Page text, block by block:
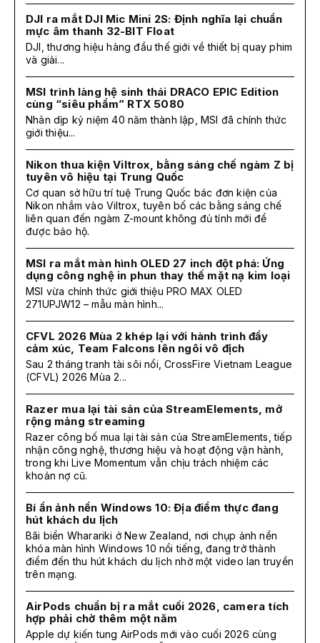
DJI ra mắt DJI Mic Mini 2S: Định nghĩa lại chuẩn
mực âm thanh 32-BIT Float
DJI, thương hiệu hàng đầu thế giới về thiết bị quay phim
và giải...
MSI trình làng hệ sinh thái DRACO EPIC Edition
cùng “siêu phẩm” RTX 5080
Nhân dịp kỷ niệm 40 năm thành lập, MSI đã chính thức
giới thiệu...
Nikon thua kiện Viltrox, bằng sáng chế ngàm Z bị
tuyên vô hiệu tại Trung Quốc
Cơ quan sở hữu trí tuệ Trung Quốc bác đơn kiện của
Nikon nhắm vào Viltrox, tuyên bố các bằng sáng chế
liên quan đến ngàm Z-mount không đủ tính mới để
được bảo hộ.
MSI ra mắt màn hình OLED 27 inch đột phá: Ứng
dụng công nghệ in phun thay thế mặt nạ kim loại
MSI vừa chính thức giới thiệu PRO MAX OLED
271UPJW12 – mẫu màn hình...
CFVL 2026 Mùa 2 khép lại với hành trình đầy
cảm xúc, Team Falcons lên ngôi vô địch
Sau 2 tháng tranh tài sôi nổi, CrossFire Vietnam League
(CFVL) 2026 Mùa 2...
Razer mua lại tài sản của StreamElements, mở
rộng mảng streaming
Razer công bố mua lại tài sản của StreamElements, tiếp
nhận công nghệ, thương hiệu và hoạt động vận hành,
trong khi Live Momentum vẫn chịu trách nhiệm các
khoản nợ cũ.
Bí ẩn ảnh nền Windows 10: Địa điểm thực đang
hút khách du lịch
Bãi biển Wharariki ở New Zealand, nơi chụp ảnh nền
khóa màn hình Windows 10 nổi tiếng, đang trở thành
điểm đến thu hút khách du lịch nhờ một video lan truyền
trên mạng.
AirPods chuẩn bị ra mắt cuối 2026, camera tích
hợp phải chờ thêm một năm
Apple dự kiến tung AirPods mới vào cuối 2026 cùng